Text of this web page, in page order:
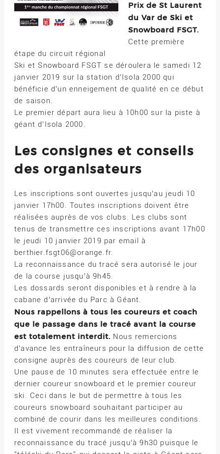
Prix de St Laurent
du Var de Ski et
Snowboard FSGT.
Cette première
étape du circuit régional
Ski et Snowboard FSGT se déroulera le samedi 12
janvier 2019 sur la station d’Isola 2000 qui
bénéficie d’un enneigement de qualité en ce début
de saison.
Le premier départ aura lieu à 10h00 sur la piste à
géant d’Isola 2000.
Les consignes et conseils
des organisateurs
Les inscriptions sont ouvertes jusqu’au jeudi 10
janvier 17h00. Toutes inscriptions doivent être
réalisées auprès de vos clubs. Les clubs sont
tenus de transmettre ces inscriptions avant 17h00
le jeudi 10 janvier 2019 par email à
berthier.fsgt06@orange.fr.
La reconnaissance du tracé sera autorisé le jour
de la course jusqu’à 9h45.
Les dossards seront disponibles et à rendre à la
cabane d’arrivée du Parc à Géant.
Nous rappellons à tous les coureurs et coach
que le passage dans le tracé avant la course
est totalement interdit. Nous remercions
d’avance les entraîneurs pour la diffusion de cette
consigne auprès des coureurs de leur club.
Une pause de 10 minutes sera effectuée entre le
dernier coureur snowboard et le premier coureur
ski. Ceci dans le but de permettre à tous les
coureurs snowboard souhaitant participer au
combiné de courir dans les meilleures conditions.
Il est vivement recommandé de réaliser la
reconnaissance du tracé jusqu’à 9h30 puisque le